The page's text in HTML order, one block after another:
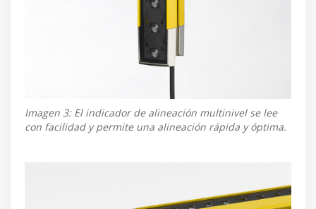
Imagen 3: El indicador de alineación multinivel se lee
con facilidad y permite una alineación rápida y óptima.